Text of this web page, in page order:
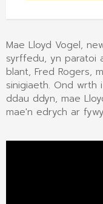
Mae Lloyd Vogel,
syrffedu, yn paratoi
blant, Fred Rogers,
sinigiaeth. Ond wrth
ddau ddyn, mae
mae'n edrych ar